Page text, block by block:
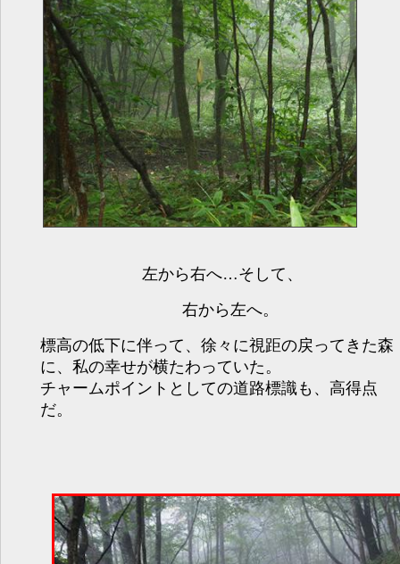
左から右へ…そして、
右から左へ。
標高の低下に伴って、徐々に視距の戻ってきた森
に、私の幸せが横たわっていた。
チャームポイントとしての道路標識も、高得点
だ。